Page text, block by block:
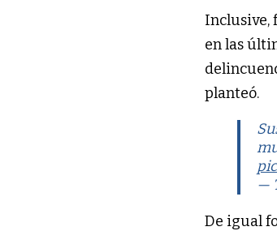
Inclusive,
en las
planteó.
—
De igual